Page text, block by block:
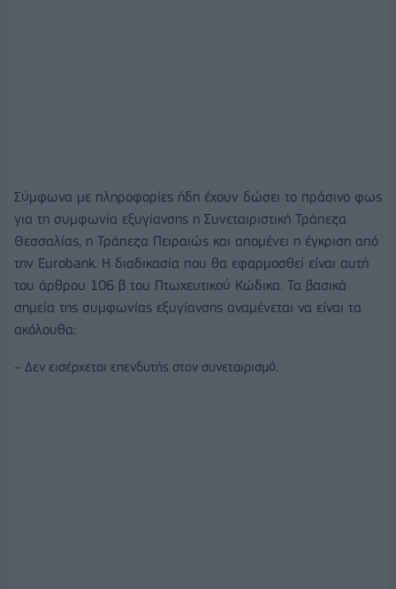
Σύμφωνα με πληροφορίες ήδη έχουν δώσει το πράσινο φως
για τη συμφωνία εξυγίανσης η Συνεταιριστική Τράπεζα
Θεσσαλίας, η Τράπεζα Πειραιώς και απομένει η έγκριση από
την Eurobank. Η διαδικασία που θα εφαρμοσθεί είναι αυτή
του άρθρου 106 β του Πτωχευτικού Κώδικα. Τα βασικά
σημεία της συμφωνίας εξυγίανσης αναμένεται να είναι τα
ακόλουθα:
– Δεν εισέρχεται επενδυτής στον συνεταιρισμό.